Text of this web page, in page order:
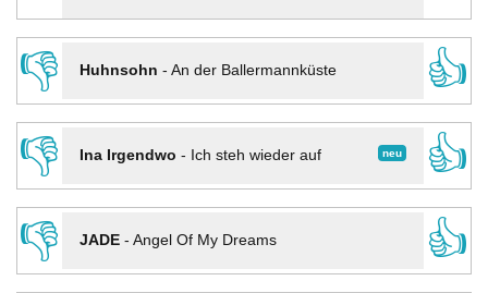
👎
Huhnsohn - An der Ballermannküste
👍
👎
neu
Ina Irgendwo - Ich steh wieder auf
👍
👎
JADE- Angel Of My Dreams
👍